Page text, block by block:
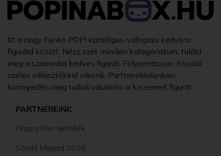
Itt a nagy Funko POP! katalógus, válogass kedvenc
figuráid között. Nézz szét minden kategóriában, találd
meg a számodra kedves figurát. Folyamatosan frissülő
széles választékkal várunk. Partneroldalunkon
könnyedén meg tudod vásárolni a kiszemelt figurát.
PARTNEREINK:
HappyBon ajándék
Szedd Magad 2026